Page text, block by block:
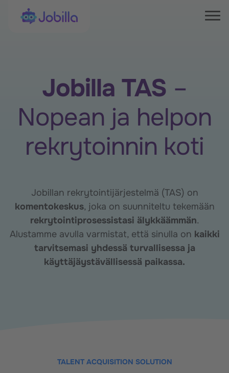
Jobilla
Jobilla TAS –
Nopean ja helpon
rekrytoinnin koti
Jobillan rekrytointijärjestelmä (TAS) on
komentokeskus, joka on suunniteltu tekemään
rekrytointiprosessistasi älykkäämmän.
Alustamme avulla varmistat, että sinulla on kaikki
tarvitsemasi yhdessä turvallisessa ja
käyttäjäystävällisessä paikassa.
TALENT ACQUISITION SOLUTION